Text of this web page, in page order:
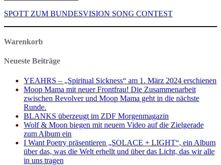
SPOTT ZUM BUNDESVISION SONG CONTEST
Warenkorb
Neueste Beiträge
YEAHRS – „Spiritual Sickness“ am 1. März 2024 erschienen
Moop Mama mit neuer Frontfrau! Die Zusammenarbeit
zwischen Revolver und Moop Mama geht in die nächste
Runde.
BLANKS überzeugt im ZDF Morgenmagazin
Wolf & Moon biegen mit neuem Video auf die Zielgerade
zum Album ein
I Want Poetry präsentieren „SOLACE + LIGHT“, ein Album
über das, was die Welt erhellt und über das Licht, das wir alle
in uns tragen